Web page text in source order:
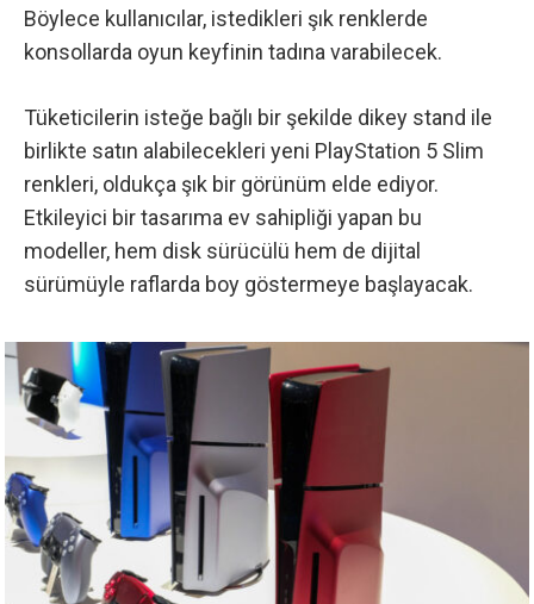
Böylece kullanıcılar, istedikleri şık renklerde
konsollarda oyun keyfinin tadına varabilecek.
Tüketicilerin isteğe bağlı bir şekilde dikey stand ile
birlikte satın alabilecekleri yeni PlayStation 5 Slim
renkleri, oldukça şık bir görünüm elde ediyor.
Etkileyici bir tasarıma ev sahipliği yapan bu
modeller, hem disk sürücülü hem de dijital
sürümüyle raflarda boy göstermeye başlayacak.